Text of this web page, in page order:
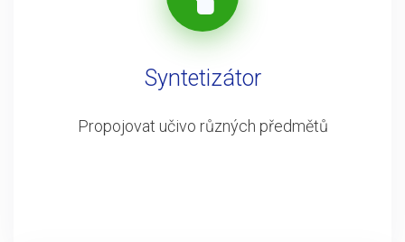
Syntetizátor
Propojovat učivo různých předmětů